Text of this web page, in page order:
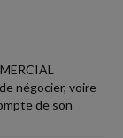
négocier, voire
de son